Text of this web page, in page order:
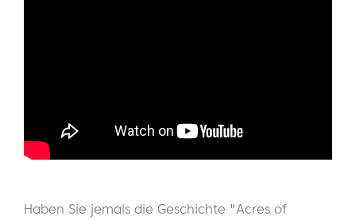
Haben Sie jemals die Geschichte "Acres of